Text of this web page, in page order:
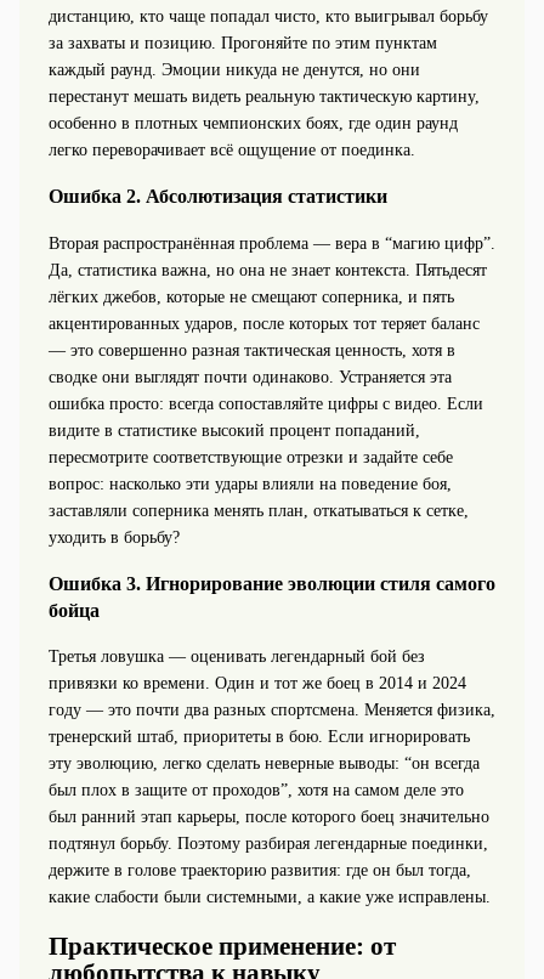
дистанцию, кто чаще попадал чисто, кто выигрывал борьбу
за захваты и позицию. Прогоняйте по этим пунктам
каждый раунд. Эмоции никуда не денутся, но они
перестанут мешать видеть реальную тактическую картину,
особенно в плотных чемпионских боях, где один раунд
легко переворачивает всё ощущение от поединка.
Ошибка 2. Абсолютизация статистики
Вторая распространённая проблема — вера в “магию цифр”.
Да, статистика важна, но она не знает контекста. Пятьдесят
лёгких джебов, которые не смещают соперника, и пять
акцентированных ударов, после которых тот теряет баланс
— это совершенно разная тактическая ценность, хотя в
сводке они выглядят почти одинаково. Устраняется эта
ошибка просто: всегда сопоставляйте цифры с видео. Если
видите в статистике высокий процент попаданий,
пересмотрите соответствующие отрезки и задайте себе
вопрос: насколько эти удары влияли на поведение боя,
заставляли соперника менять план, откатываться к сетке,
уходить в борьбу?
Ошибка 3. Игнорирование эволюции стиля самого
бойца
Третья ловушка — оценивать легендарный бой без
привязки ко времени. Один и тот же боец в 2014 и 2024
году — это почти два разных спортсмена. Меняется физика,
тренерский штаб, приоритеты в бою. Если игнорировать
эту эволюцию, легко сделать неверные выводы: “он всегда
был плох в защите от проходов”, хотя на самом деле это
был ранний этап карьеры, после которого боец значительно
подтянул борьбу. Поэтому разбирая легендарные поединки,
держите в голове траекторию развития: где он был тогда,
какие слабости были системными, а какие уже исправлены.
Практическое применение: от
любопытства к навыку